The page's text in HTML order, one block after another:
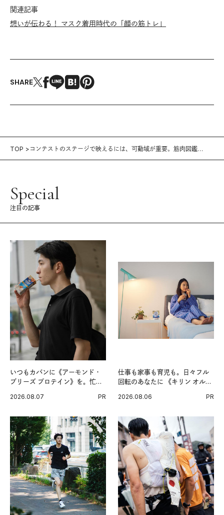
関連記事
想いが伝わる！ マスク着用時代の「顔の筋トレ」
SHARE
TOP
コンテストのステージで映えるには、可動域が重要。筋肉図鑑
Special
注目の記事
いつもカバンに《アーモンド・
ブリーズ プロテイン》を。忙し
グ習慣。
2026.08.07 PR
仕事も家事も育児も。日々フル
回転のあなたに 《キリン オルニ
2026.08.06 PR